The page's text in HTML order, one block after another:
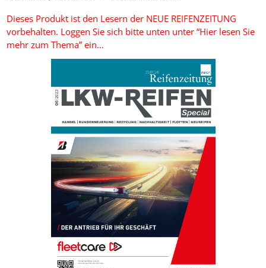
Dieses Produkt ist den Lesern der NEUE REIFENZEITUNG
vorbehalten. Loggen Sie sich bitte unten unter “Hier lesen Sie
mehr zum Thema” ein…